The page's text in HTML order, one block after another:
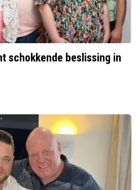
schokkende beslissing in